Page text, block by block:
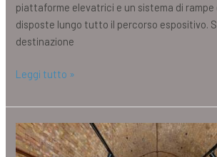
piattaforme elevatrici e un sistema di rampe
disposte lungo tutto il percorso espositivo.
destinazione
Leggi tutto »
Museo
del